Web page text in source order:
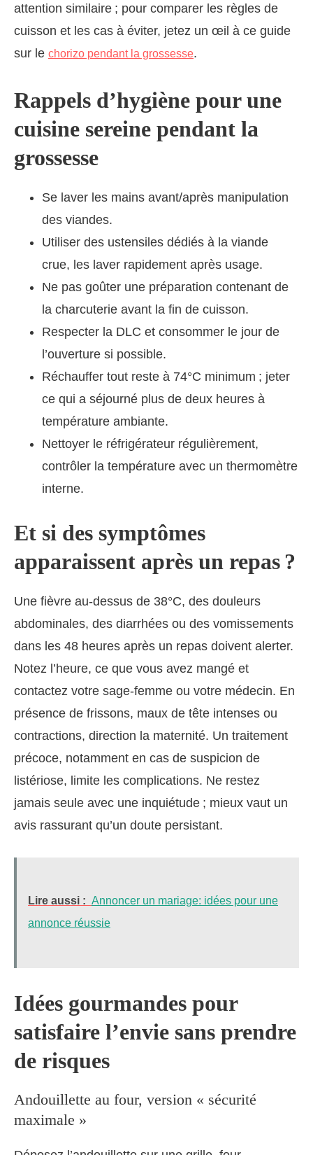
attention similaire ; pour comparer les règles de
cuisson et les cas à éviter, jetez un œil à ce guide
sur le chorizo pendant la grossesse.
Rappels d’hygiène pour une
cuisine sereine pendant la
grossesse
Se laver les mains avant/après manipulation
des viandes.
Utiliser des ustensiles dédiés à la viande
crue, les laver rapidement après usage.
Ne pas goûter une préparation contenant de
la charcuterie avant la fin de cuisson.
Respecter la DLC et consommer le jour de
l’ouverture si possible.
Réchauffer tout reste à 74°C minimum ; jeter
ce qui a séjourné plus de deux heures à
température ambiante.
Nettoyer le réfrigérateur régulièrement,
contrôler la température avec un thermomètre
interne.
Et si des symptômes
apparaissent après un repas ?
Une fièvre au-dessus de 38°C, des douleurs
abdominales, des diarrhées ou des vomissements
dans les 48 heures après un repas doivent alerter.
Notez l’heure, ce que vous avez mangé et
contactez votre sage-femme ou votre médecin. En
présence de frissons, maux de tête intenses ou
contractions, direction la maternité. Un traitement
précoce, notamment en cas de suspicion de
listériose, limite les complications. Ne restez
jamais seule avec une inquiétude ; mieux vaut un
avis rassurant qu’un doute persistant.
Lire aussi : Annoncer un mariage: idées pour une
annonce réussie
Idées gourmandes pour
satisfaire l’envie sans prendre
de risques
Andouillette au four, version « sécurité
maximale »